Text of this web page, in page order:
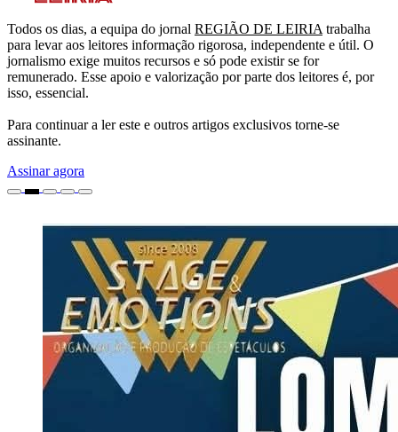
Todos os dias, a equipa do jornal REGIÃO DE LEIRIA trabalha
para levar aos leitores informação rigorosa, independente e útil. O
jornalismo exige muitos recursos e só pode existir se for
remunerado. Esse apoio e valorização por parte dos leitores é, por
isso, essencial.
Para continuar a ler este e outros artigos exclusivos torne-se
assinante.
Assinar agora